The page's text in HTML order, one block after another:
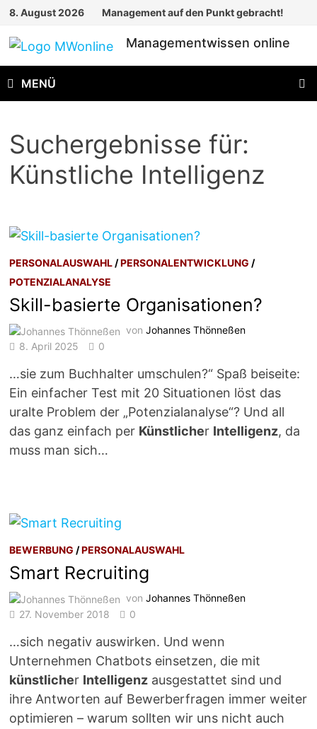
Zum
springen
8. August 2026 Management auf den Punkt gebracht!
Managementwissen online
MENÜ
Suchergebnisse für:
Künstliche Intelligenz
PERSONALAUSWAHL /PERSONALENTWICKLUNG /
POTENZIALANALYSE
Skill-basierte Organisationen?
vonJohannes Thönneßen
8. April 2025
0
…sie zum Buchhalter umschulen?“ Spaß beiseite:
Ein einfacher Test mit 20 Situationen löst das
uralte Problem der „Potenzialanalyse“? Und all
das ganz einfach per Künstlicher Intelligenz, da
muss man sich…
BEWERBUNG /PERSONALAUSWAHL
Smart Recruiting
vonJohannes Thönneßen
27. November 2018
0
…sich negativ auswirken. Und wenn
Unternehmen Chatbots einsetzen, die mit
künstlicher Intelligenz ausgestattet sind und
ihre Antworten auf Bewerberfragen immer weiter
optimieren – warum sollten wir uns nicht auch